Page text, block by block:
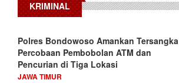
KRIMINAL
Polres Bondowoso Amankan Tersangka
Percobaan Pembobolan ATM dan
Pencurian di Tiga Lokasi
JAWA TIMUR